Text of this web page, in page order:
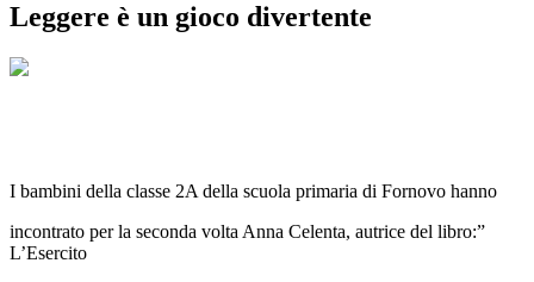
Leggere è un gioco divertente
I bambini della classe 2A della scuola primaria di Fornovo hanno
incontrato per la seconda volta Anna Celenta, autrice del libro:”
L’Esercito